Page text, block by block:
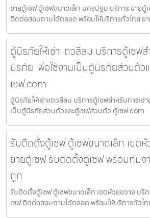
ขายตู้เซฟ ตู้เซฟขนาดเล็ก นครปฐม บริการ ขาย
ติดต่อสอบถามได้ตลอด พร้อมให้บริการทั่วไทย ข
ตู้นิรภัยให้เช่าแถวสีลม บริการตู้เซฟ
นิรภัย เพื่อใช้งานเป็นตู้นิรภัยส่วนตัว
เซฟ.com
ตู้นิรภัยให้เช่าแถวสีลม บริการตู้เซฟสำหรับการเช่
เป็นตู้นิรภัยส่วนตัวและตู้เซฟส่วนตัว ตู้เซฟ.com
รับติดตั้งตู้เซฟ ตู้เซฟขนาดเล็ก เขต
ขายตู้เซฟ รับติดตั้งตู้เซฟ พร้อมทีมง
ถูก
รับติดตั้งตู้เซฟ ตู้เซฟขนาดเล็ก เขตห้วยขวาง บริ
เซฟ ติดต่อสอบถามได้ตลอด พร้อมให้บริการทั่วไท